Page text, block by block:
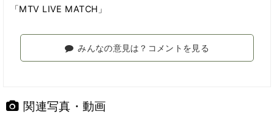
「MTV LIVE MATCH」
みんなの意見は？コメントを見る
関連写真・動画